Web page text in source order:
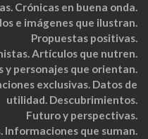
Crónicas en buena onda.
e imágenes que ilustran.
Propuestas positivas.
Artículos que nutren.
y personajes que orientan.
exclusivas. Datos de
utilidad. Descubrimientos.
Futuro y perspectivas.
Informaciones que suman.